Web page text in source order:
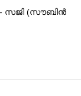
സജി (സൗബിൻ